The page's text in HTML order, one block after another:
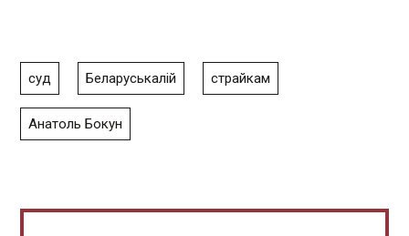
суд Беларуськалій страйкам
Анатоль Бокун